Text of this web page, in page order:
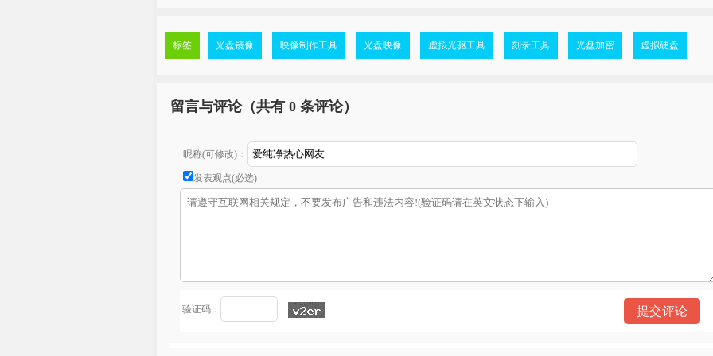
标签 光盘镜像 映像制作工具 光盘映像 虚拟光驱工具 刻录工具 光盘加密 虚拟硬盘
留言与评论（共有 0 条评论）
昵称(可修改)：
发表观点(必选)
验证码：